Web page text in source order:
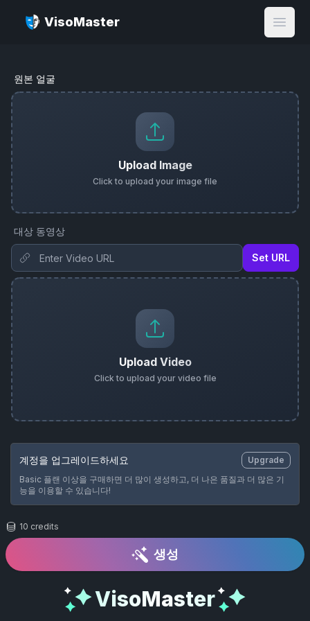
VisoMaster
Open
원본 얼굴
Upload Image
Click to upload your image file
대상 동영상
Set URL
Upload Video
Click to upload your video file
계정을 업그레이드하세요
Upgrade
Basic 플랜 이상을 구매하면 더 많이 생성하고, 더 나은 품질과 더 많은 기
능을 이용할 수 있습니다!
10 credits
생성
VisoMaster
Cancel Upgrade